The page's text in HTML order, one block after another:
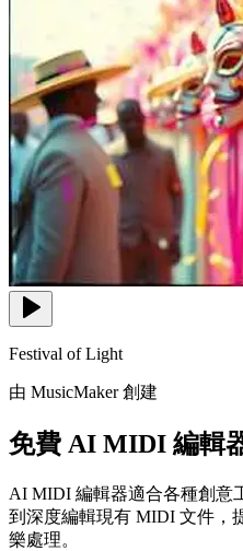
Festival of Light
由 MusicMaker 創建
免費 AI MIDI 編輯
AI MIDI 編輯器適合各種創意
到深度編輯現有 MIDI 文件，
樂處理。